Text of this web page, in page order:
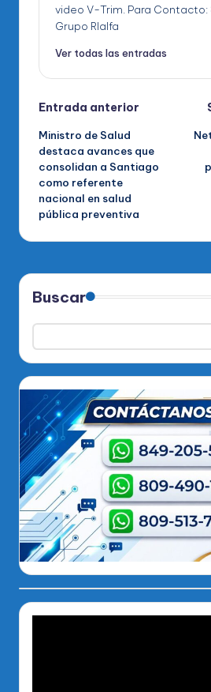
video V-Trim. Para
Grupo RIalfa
Ver todas las entradas
Navegación
de
entradas
Entrada anterior
Ministro de Salud
destaca avances que
consolidan a Santiago
como referente
nacional en salud
pública preventiva
Buscar